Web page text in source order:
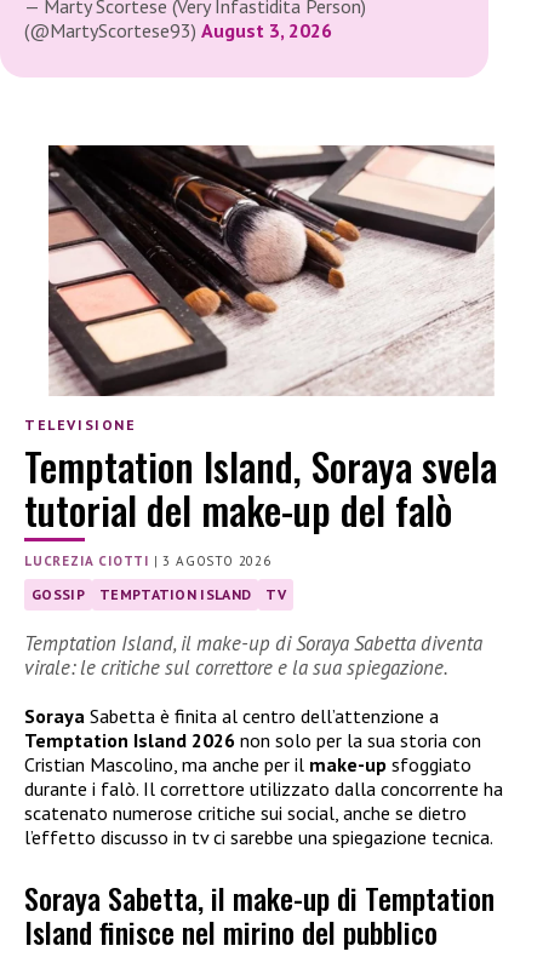
— Marty Scortese (Very Infastidita Person)
(@MartyScortese93) August 3, 2026
TELEVISIONE
Temptation Island, Soraya svela
tutorial del make-up del falò
LUCREZIA CIOTTI |3 AGOSTO 2026
GOSSIP TEMPTATION ISLAND TV
Temptation Island, il make-up di Soraya Sabetta diventa
virale: le critiche sul correttore e la sua spiegazione.
Soraya Sabetta è finita al centro dell’attenzione a
Temptation Island 2026 non solo per la sua storia con
Cristian Mascolino, ma anche per il make-up sfoggiato
durante i falò. Il correttore utilizzato dalla concorrente ha
scatenato numerose critiche sui social, anche se dietro
l’effetto discusso in tv ci sarebbe una spiegazione tecnica.
Soraya Sabetta, il make-up di Temptation
Island finisce nel mirino del pubblico